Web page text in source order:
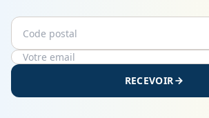
Code postal
Email
RECEVOIR